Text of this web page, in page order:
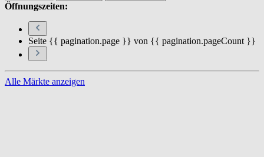
Öffnungszeiten:
Seite {{ pagination.page }} von {{ pagination.pageCount }}
Alle Märkte anzeigen